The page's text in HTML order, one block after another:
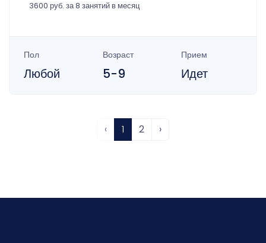
3600 руб. за 8 занятий в месяц
Пол
Любой
Возраст
5-9
Прием
Идет
‹ 1 2 ›